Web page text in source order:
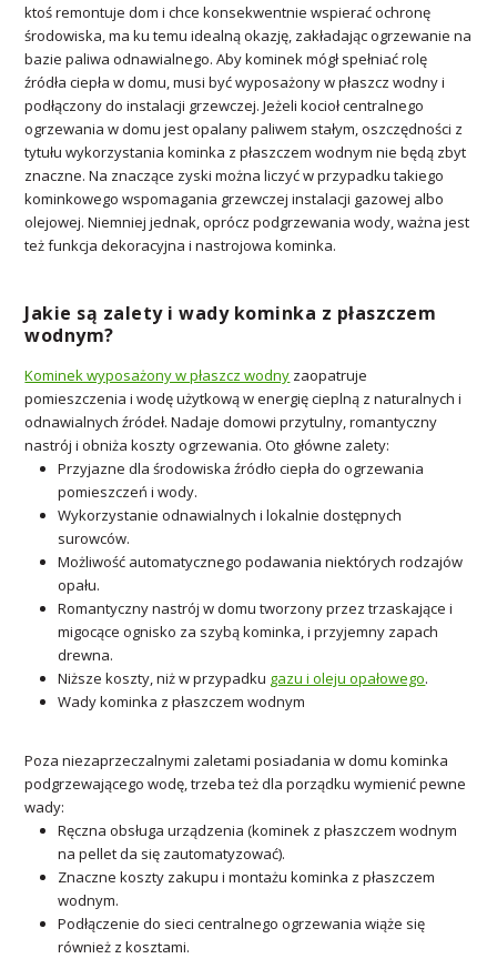
ktoś remontuje dom i chce konsekwentnie wspierać ochronę
środowiska, ma ku temu idealną okazję, zakładając ogrzewanie na
bazie paliwa odnawialnego. Aby kominek mógł spełniać rolę
źródła ciepła w domu, musi być wyposażony w płaszcz wodny i
podłączony do instalacji grzewczej. Jeżeli kocioł centralnego
ogrzewania w domu jest opalany paliwem stałym, oszczędności z
tytułu wykorzystania kominka z płaszczem wodnym nie będą zbyt
znaczne. Na znaczące zyski można liczyć w przypadku takiego
kominkowego wspomagania grzewczej instalacji gazowej albo
olejowej. Niemniej jednak, oprócz podgrzewania wody, ważna jest
też funkcja dekoracyjna i nastrojowa kominka.
Jakie są zalety i wady kominka z płaszczem
wodnym?
Kominek wyposażony w płaszcz wodny zaopatruje
pomieszczenia i wodę użytkową w energię cieplną z naturalnych i
odnawialnych źródeł. Nadaje domowi przytulny, romantyczny
nastrój i obniża koszty ogrzewania. Oto główne zalety:
Przyjazne dla środowiska źródło ciepła do ogrzewania
pomieszczeń i wody.
Wykorzystanie odnawialnych i lokalnie dostępnych
surowców.
Możliwość automatycznego podawania niektórych rodzajów
opału.
Romantyczny nastrój w domu tworzony przez trzaskające i
migocące ognisko za szybą kominka, i przyjemny zapach
drewna.
Niższe koszty, niż w przypadku gazu i oleju opałowego.
Wady kominka z płaszczem wodnym
Poza niezaprzeczalnymi zaletami posiadania w domu kominka
podgrzewającego wodę, trzeba też dla porządku wymienić pewne
wady:
Ręczna obsługa urządzenia (kominek z płaszczem wodnym
na pellet da się zautomatyzować).
Znaczne koszty zakupu i montażu kominka z płaszczem
wodnym.
Podłączenie do sieci centralnego ogrzewania wiąże się
również z kosztami.